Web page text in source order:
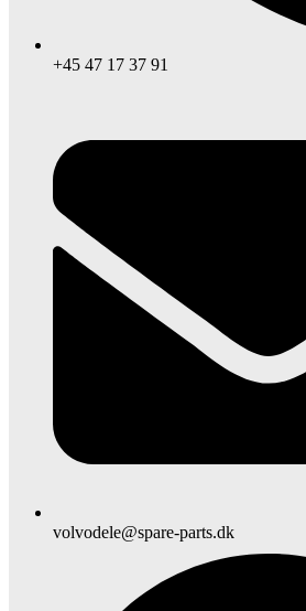
+45 47 17 37 91
volvodele@spare-parts.dk